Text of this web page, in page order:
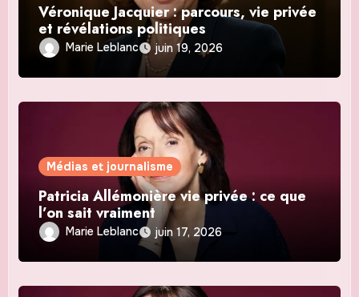
Véronique Jacquier : parcours, vie privée
et révélations politiques
Marie Leblanc juin 19, 2026
Médias et journalisme
Patricia Allémonière vie privée : ce que
l’on sait vraiment
Marie Leblanc juin 17, 2026